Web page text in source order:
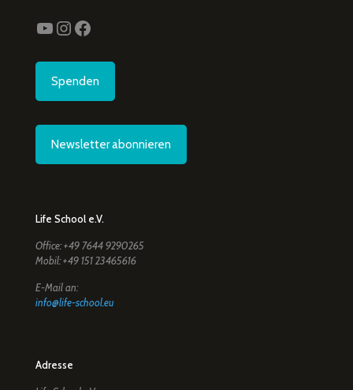
YouTube
Instagram
Facebook
Spenden
Newsletter abonnieren
Life School e.V.
Office: +49 7644 9290265
Mobil: +49 151 23465616
E-Mail an:
info@life-school.eu
Adresse